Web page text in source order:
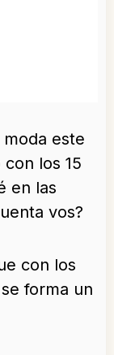
este
los 15
en las
vos?
con los
forma un